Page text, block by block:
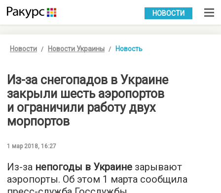
УКР РУС
НОВОСТИ
Новости Новости Украины Новость
Из-за снегопадов в Украине
закрыли шесть аэропортов
и ограничили работу двух
морпортов
1 мар 2018, 16:27
Из-за непогоды в Украине зарывают
аэропорты. Об этом 1 марта сообщила